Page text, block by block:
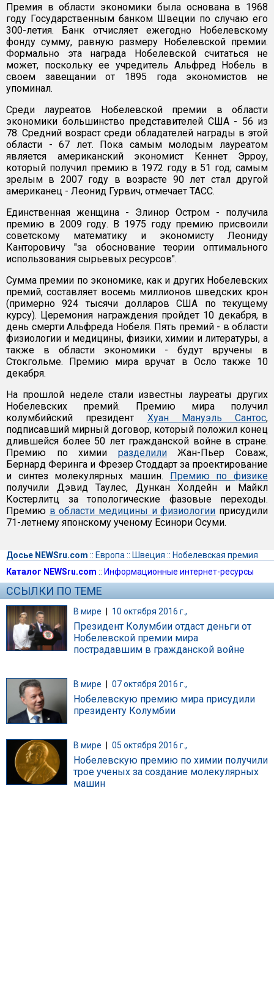
Премия в области экономики была основана в 1968
году Государственным банком Швеции по случаю его
300-летия. Банк отчисляет ежегодно Нобелевскому
фонду сумму, равную размеру Нобелевской премии.
Формально эта награда Нобелевской считаться не
может, поскольку ее учредитель Альфред Нобель в
своем завещании от 1895 года экономистов не
упоминал.
Среди лауреатов Нобелевской премии в области
экономики большинство представителей США - 56 из
78. Средний возраст среди обладателей награды в этой
области - 67 лет. Пока самым молодым лауреатом
является американский экономист Кеннет Эрроу,
который получил премию в 1972 году в 51 год; самым
зрелым в 2007 году в возрасте 90 лет стал другой
американец - Леонид Гурвич, отмечает ТАСС.
Единственная женщина - Элинор Остром - получила
премию в 2009 году. В 1975 году премию присвоили
советскому математику и экономисту Леониду
Канторовичу "за обоснование теории оптимального
использования сырьевых ресурсов".
Сумма премии по экономике, как и других Нобелевских
премий, составляет восемь миллионов шведских крон
(примерно 924 тысячи долларов США по текущему
курсу). Церемония награждения пройдет 10 декабря, в
день смерти Альфреда Нобеля. Пять премий - в области
физиологии и медицины, физики, химии и литературы, а
также в области экономики - будут вручены в
Стокгольме. Премию мира вручат в Осло также 10
декабря.
На прошлой неделе стали известны лауреаты других
Нобелевских премий. Премию мира получил
колумбийский президент Хуан Мануэль Сантос,
подписавший мирный договор, который положил конец
длившейся более 50 лет гражданской войне в стране.
Премию по химии разделилиЖан-Пьер Соваж,
Бернард Феринга и Фрезер Стоддарт за проектирование
и синтез молекулярных машин. Премию по физике
получили Дэвид Таулес, Дункан Холдейн и Майкл
Костерлитц за топологические фазовые переходы.
Премию в области медицины и физиологии присудили
71-летнему японскому ученому Есинори Осуми.
Досье NEWSru.com :: Европа :: Швеция :: Нобелевская премия
Каталог NEWSru.com :: Информационные интернет-ресурсы
ССЫЛКИ ПО ТЕМЕ
В мире | 10 октября 2016 г.,
Президент Колумбии отдаст деньги от
Нобелевской премии мира
пострадавшим в гражданской войне
В мире 07 октября 2016 г.,
Нобелевскую премию мира присудили
президенту Колумбии
В мире 05 октября 2016 г.,
Нобелевскую премию по химии получили
трое ученых за создание молекулярных
машин